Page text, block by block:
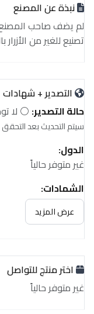
نبذة عن المصنع
لم يضف صاحب المصنع
تصنيع للغير من الأزرار
التصدير + شهادات
حالة التصدير: ⚪ لا
سيتم التحديث بعد التحقق
الدول:
غير متوفر حالياً
الشهادات:
غير متوفر حالياً
عرض المزيد
اختر منتج للتواصل
غير متوفر حالياً